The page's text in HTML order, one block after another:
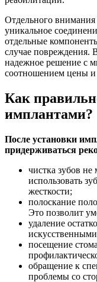
Отдельного внимания
уникальное
отдельные
случае повреждения.
надежное решение с
соотношением цены и
Как
имплантами?
После установки
придерживаться
чистка зубов не
использовать
жесткости;
полоскание
Это позволит
удаление
посещение
обращение к
проблемы со